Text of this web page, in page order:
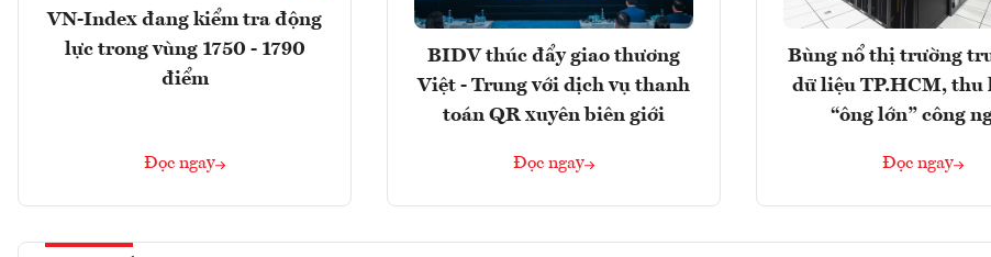
VN-Index đang kiểm tra động
lực trong vùng 1750 - 1790
điểm
Đọc ngay
BIDV thúc đẩy giao thương
Việt - Trung với dịch vụ thanh
toán QR xuyên biên giới
Đọc ngay
Bùng nổ thị trường
dữ liệu TP.HCM, thu
“ông lớn” công
Đọc ngay